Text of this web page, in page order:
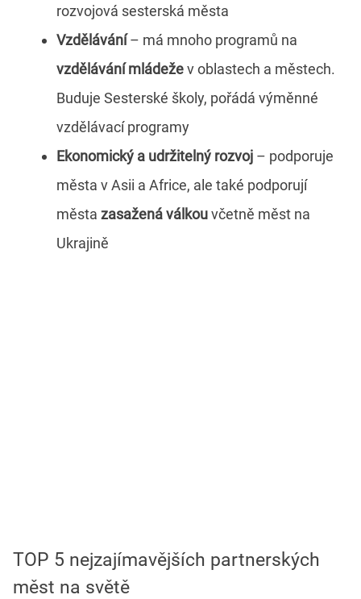
rozvojová sesterská města
Vzdělávání– má mnoho programů na
vzdělávání mládežev oblastech a městech.
Buduje Sesterské školy, pořádá výměnné
vzdělávací programy
Ekonomický a udržitelný rozvoj – podporuje
města v Asii a Africe, ale také podporují
města zasažená válkouvčetně měst na
Ukrajině
TOP 5 nejzajímavějších partnerských
měst na světě